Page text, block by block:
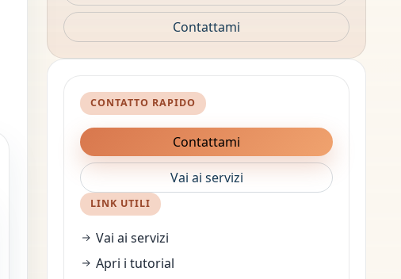
Contattami
CONTATTO RAPIDO
Contattami
Vai ai servizi
LINK UTILI
Vai ai servizi
Apri i tutorial